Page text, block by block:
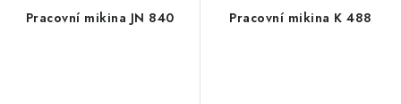
Pracovní mikina JN 840 Pracovní mikina K 488